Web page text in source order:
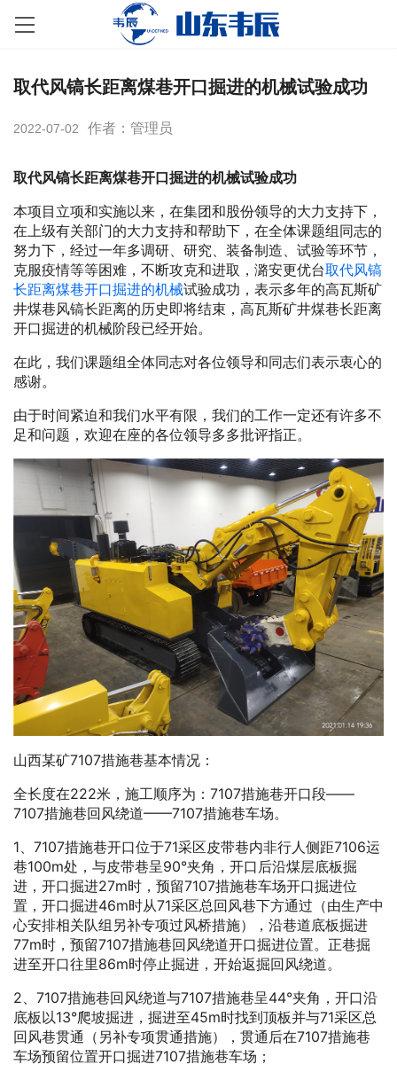
取代风镐长距离煤巷开口掘进的机械试验成功
2022-07-02 作者：管理员
取代风镐长距离煤巷开口掘进的机械试验成功
本项目立项和实施以来，在集团和股份领导的大力支持下，
在上级有关部门的大力支持和帮助下，在全体课题组同志的
努力下，经过一年多调研、研究、装备制造、试验等环节，
克服疫情等等困难，不断攻克和进取，潞安更优台取代风镐
长距离煤巷开口掘进的机械试验成功，表示多年的高瓦斯矿
井煤巷风镐长距离的历史即将结束，高瓦斯矿井煤巷长距离
开口掘进的机械阶段已经开始。
在此，我们课题组全体同志对各位领导和同志们表示衷心的
感谢。
由于时间紧迫和我们水平有限，我们的工作一定还有许多不
足和问题，欢迎在座的各位领导多多批评指正。
山西某矿7107措施巷基本情况：
全长度在222米，施工顺序为：7107措施巷开口段——
7107措施巷回风绕道——7107措施巷车场。
1、7107措施巷开口位于71采区皮带巷内非行人侧距7106运
巷100m处，与皮带巷呈90°夹角，开口后沿煤层底板掘
进，开口掘进27m时，预留7107措施巷车场开口掘进位
置，开口掘进46m时从71采区总回风巷下方通过（由生产中
心安排相关队组另补专项过风桥措施），沿巷道底板掘进
77m时，预留7107措施巷回风绕道开口掘进位置。正巷掘
进至开口往里86m时停止掘进，开始返掘回风绕道。
2、7107措施巷回风绕道与7107措施巷呈44°夹角，开口沿
底板以13°爬坡掘进，掘进至45m时找到顶板并与71采区总
回风巷贯通（另补专项贯通措施），贯通后在7107措施巷
车场预留位置开口掘进7107措施巷车场；